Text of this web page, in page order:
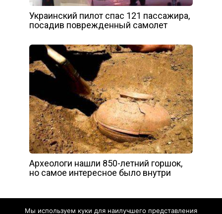
Украинский пилот спас 121 пассажира,
посадив поврежденный самолет
Археологи нашли 850-летний горшок,
но самое интересное было внутри
Мы используем куки для наилучшего представления